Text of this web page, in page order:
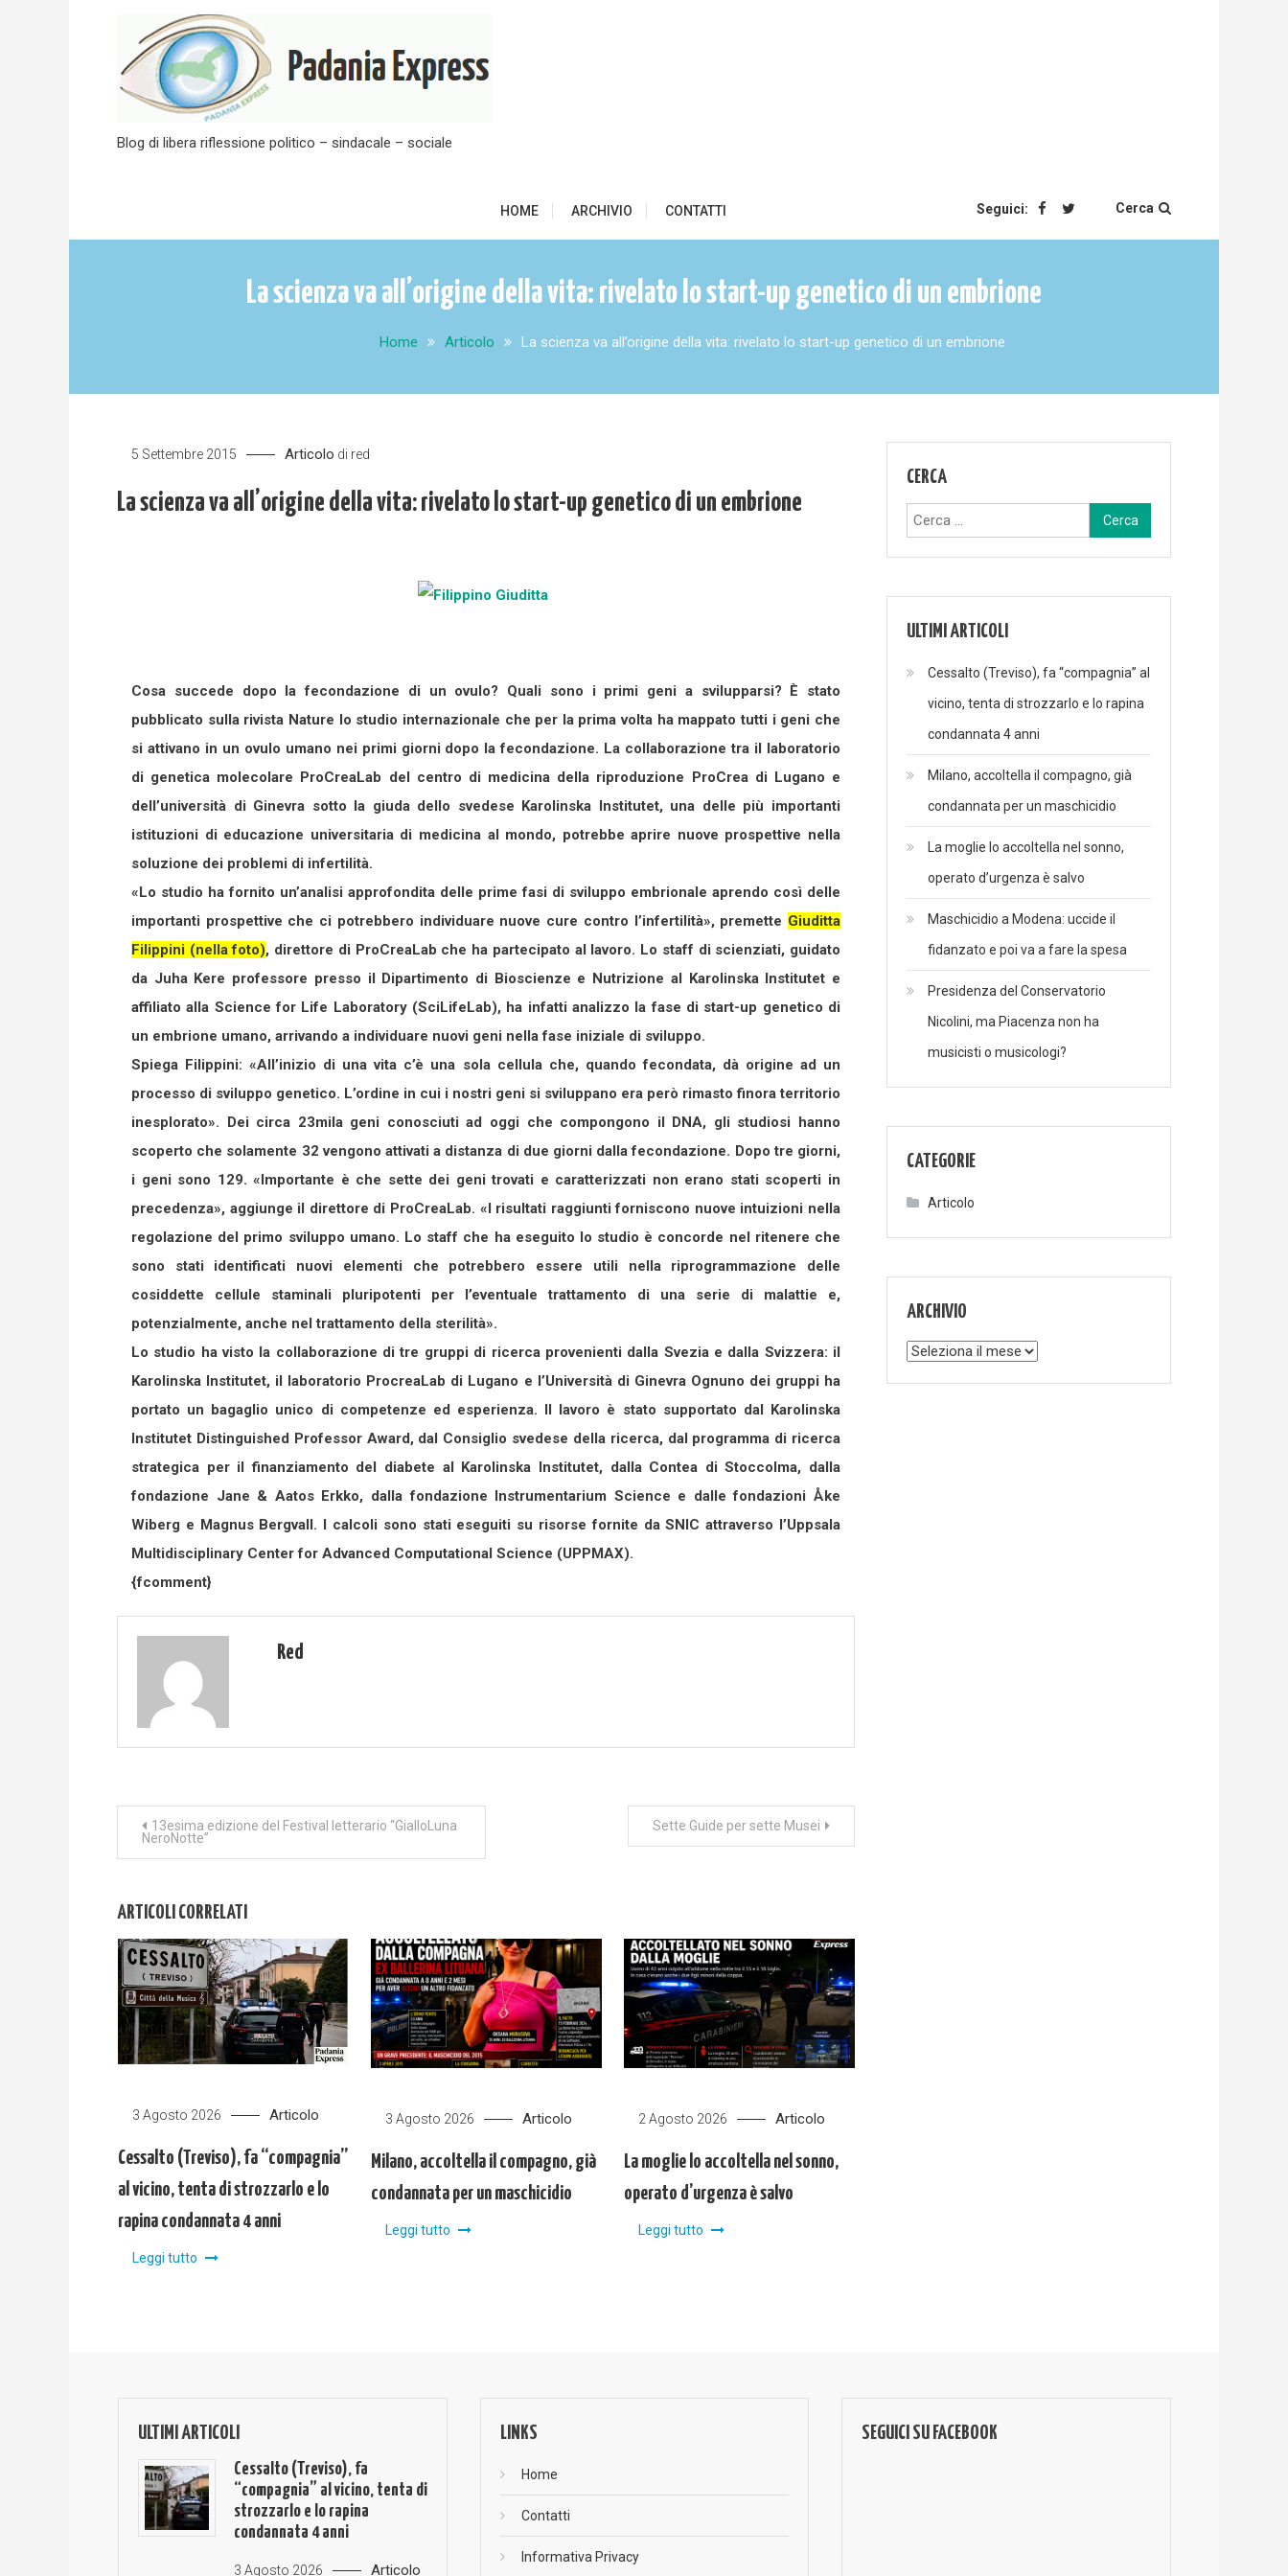
Blog di libera riflessione politico – sindacale – sociale
HOME ARCHIVIO CONTATTI Seguici: Cerca
La scienza va all’origine della vita: rivelato lo start-up genetico di un embrione
Home Articolo La scienza va all’origine della vita: rivelato lo start-up genetico di un embrione
5 Settembre 2015 Articolo di red
La scienza va all’origine della vita: rivelato lo start-up genetico di un embrione
Cosa succede dopo la fecondazione di un ovulo? Quali sono i primi geni a svilupparsi? È stato
pubblicato sulla rivista Nature lo studio internazionale che per la prima volta ha mappato tutti i geni che
si attivano in un ovulo umano nei primi giorni dopo la fecondazione. La collaborazione tra il laboratorio
di genetica molecolare ProCreaLab del centro di medicina della riproduzione ProCrea di Lugano e
dell’università di Ginevra sotto la giuda dello svedese Karolinska Institutet, una delle più importanti
istituzioni di educazione universitaria di medicina al mondo, potrebbe aprire nuove prospettive nella
soluzione dei problemi di infertilità.
«Lo studio ha fornito un’analisi approfondita delle prime fasi di sviluppo embrionale aprendo così delle
importanti prospettive che ci potrebbero individuare nuove cure contro l’infertilità», premette Giuditta
Filippini (nella foto), direttore di ProCreaLab che ha partecipato al lavoro. Lo staff di scienziati, guidato
da Juha Kere professore presso il Dipartimento di Bioscienze e Nutrizione al Karolinska Institutet e
affiliato alla Science for Life Laboratory (SciLifeLab), ha infatti analizzo la fase di start-up genetico di
un embrione umano, arrivando a individuare nuovi geni nella fase iniziale di sviluppo.
Spiega Filippini: «All’inizio di una vita c’è una sola cellula che, quando fecondata, dà origine ad un
processo di sviluppo genetico. L’ordine in cui i nostri geni si sviluppano era però rimasto finora territorio
inesplorato». Dei circa 23mila geni conosciuti ad oggi che compongono il DNA, gli studiosi hanno
scoperto che solamente 32 vengono attivati a distanza di due giorni dalla fecondazione. Dopo tre giorni,
i geni sono 129. «Importante è che sette dei geni trovati e caratterizzati non erano stati scoperti in
precedenza», aggiunge il direttore di ProCreaLab. «I risultati raggiunti forniscono nuove intuizioni nella
regolazione del primo sviluppo umano. Lo staff che ha eseguito lo studio è concorde nel ritenere che
sono stati identificati nuovi elementi che potrebbero essere utili nella riprogrammazione delle
cosiddette cellule staminali pluripotenti per l’eventuale trattamento di una serie di malattie e,
potenzialmente, anche nel trattamento della sterilità».
Lo studio ha visto la collaborazione di tre gruppi di ricerca provenienti dalla Svezia e dalla Svizzera: il
Karolinska Institutet, il laboratorio ProcreaLab di Lugano e l’Università di Ginevra Ognuno dei gruppi ha
portato un bagaglio unico di competenze ed esperienza. Il lavoro è stato supportato dal Karolinska
Institutet Distinguished Professor Award, dal Consiglio svedese della ricerca, dal programma di ricerca
strategica per il finanziamento del diabete al Karolinska Institutet, dalla Contea di Stoccolma, dalla
fondazione Jane & Aatos Erkko, dalla fondazione Instrumentarium Science e dalle fondazioni Åke
Wiberg e Magnus Bergvall. I calcoli sono stati eseguiti su risorse fornite da SNIC attraverso l’Uppsala
Multidisciplinary Center for Advanced Computational Science (UPPMAX).
{fcomment}
Red
Navigazione
13esima edizione del Festival letterario “GialloLuna
NeroNotte”
Sette Guide per sette Musei
ARTICOLI CORRELATI
3 Agosto 2026 Articolo
Cessalto (Treviso), fa “compagnia”
al vicino, tenta di strozzarlo e lo
rapina condannata 4 anni
Leggi tutto
3 Agosto 2026 Articolo
Milano, accoltella il compagno, già
condannata per un maschicidio
Leggi tutto
2 Agosto 2026 Articolo
La moglie lo accoltella nel sonno,
operato d’urgenza è salvo
Leggi tutto
CERCA
Ricerca
per:
ULTIMI ARTICOLI
Cessalto (Treviso), fa “compagnia” al
vicino, tenta di strozzarlo e lo rapina
condannata 4 anni
Milano, accoltella il compagno, già
condannata per un maschicidio
La moglie lo accoltella nel sonno,
operato d’urgenza è salvo
Maschicidio a Modena: uccide il
fidanzato e poi va a fare la spesa
Presidenza del Conservatorio
Nicolini, ma Piacenza non ha
musicisti o musicologi?
CATEGORIE
Articolo
ARCHIVIO
Archivio
ULTIMI ARTICOLI
Cessalto (Treviso), fa
“compagnia” al vicino, tenta di
strozzarlo e lo rapina
condannata 4 anni
3 Agosto 2026 Articolo
LINKS
Home
Contatti
Informativa Privacy
SEGUICI SU FACEBOOK